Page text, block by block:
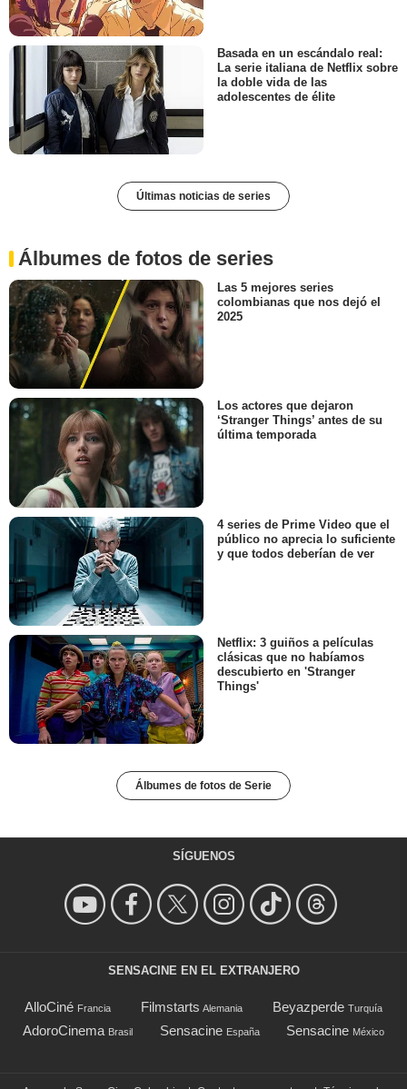
Basada en un escándalo real:
La serie italiana de Netflix sobre
la doble vida de las
adolescentes de élite
Últimas noticias de series
Álbumes de fotos de series
Las 5 mejores series
colombianas que nos dejó el
2025
Los actores que dejaron
‘Stranger Things’ antes de su
última temporada
4 series de Prime Video que el
público no aprecia lo suficiente
y que todos deberían de ver
Netflix: 3 guiños a películas
clásicas que no habíamos
descubierto en 'Stranger
Things'
Álbumes de fotos de Serie
SÍGUENOS
SENSACINE EN EL EXTRANJERO
AlloCiné Francia Filmstarts Alemania Beyazperde Turquía
AdoroCinema Brasil Sensacine España Sensacine México